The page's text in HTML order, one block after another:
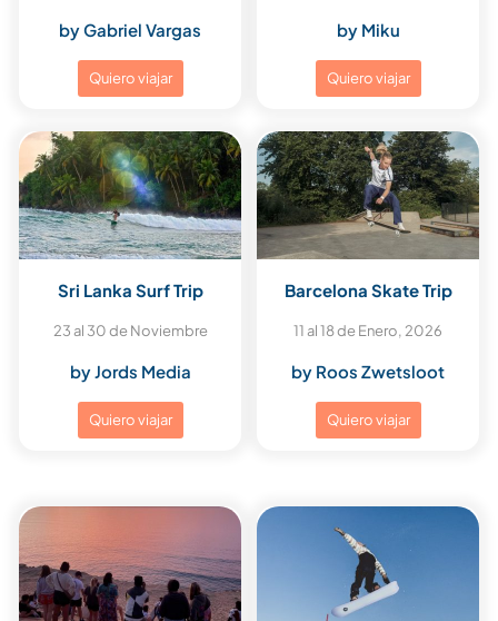
by Gabriel Vargas
Quiero viajar
by Miku
Quiero viajar
Sri Lanka Surf Trip
23 al 30 de Noviembre
by Jords Media
Quiero viajar
Barcelona Skate Trip
11 al 18 de Enero, 2026
by Roos Zwetsloot
Quiero viajar